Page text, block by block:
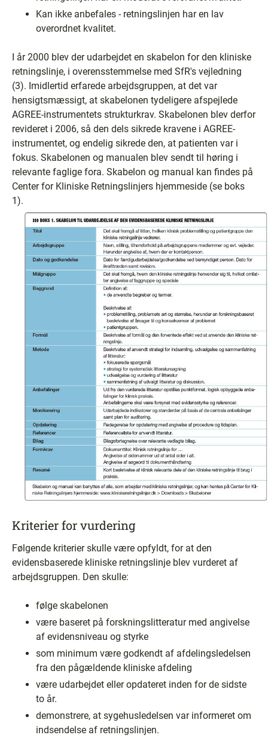
Kan ikke anbefales - retningslinjen har en lav
overordnet kvalitet.
I år 2000 blev der udarbejdet en skabelon for den kliniske
retningslinje, i overensstemmelse med SfR's vejledning
(3). Imidlertid erfarede arbejdsgruppen, at det var
hensigtsmæssigt, at skabelonen tydeligere afspejlede
AGREE-instrumentets strukturkrav. Skabelonen blev derfor
revideret i 2006, så den dels sikrede kravene i AGREE-
instrumentet, og endelig sikrede den, at patienten var i
fokus. Skabelonen og manualen blev sendt til høring i
relevante faglige fora. Skabelon og manual kan findes på
Center for Kliniske Retningslinjers hjemmeside (se boks
1).
Kriterier for vurdering
Følgende kriterier skulle være opfyldt, for at den
evidensbaserede kliniske retningslinje blev vurderet af
arbejdsgruppen. Den skulle:
følge skabelonen
være baseret på forskningslitteratur med angivelse
af evidensniveau og styrke
som minimum være godkendt af afdelingsledelsen
fra den pågældende kliniske afdeling
være udarbejdet eller opdateret inden for de sidste
to år.
demonstrere, at sygehusledelsen var informeret om
indsendelse af retningslinjen.